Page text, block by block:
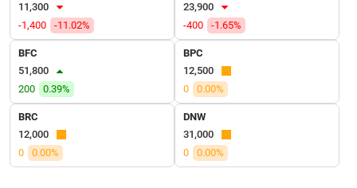
11,300
-1,400
-11.02%
23,900
-400
-1.65%
BFC
51,800
200
0.39%
BPC
12,500
0
0.00%
BRC
12,000
0
0.00%
DNW
31,000
0
0.00%
BẤT
ĐỘNG
SẢN
Mã
chứng